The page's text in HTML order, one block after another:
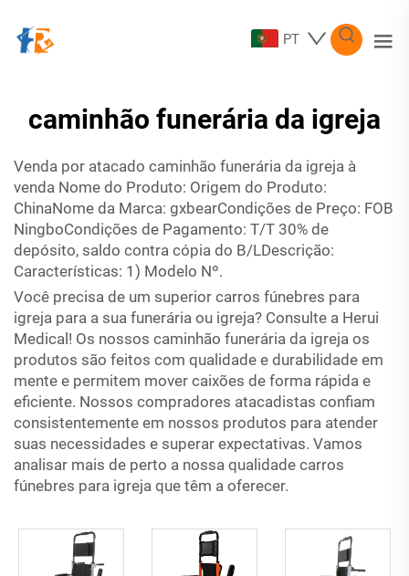
PT
caminhão funerária da igreja
Venda por atacado caminhão funerária da igreja à
venda Nome do Produto: Origem do Produto:
ChinaNome da Marca: gxbearCondições de Preço: FOB
NingboCondições de Pagamento: T/T 30% de
depósito, saldo contra cópia do B/LDescrição:
Características: 1) Modelo Nº.
Você precisa de um superior carros fúnebres para
igreja para a sua funerária ou igreja? Consulte a Herui
Medical! Os nossos caminhão funerária da igreja os
produtos são feitos com qualidade e durabilidade em
mente e permitem mover caixões de forma rápida e
eficiente. Nossos compradores atacadistas confiam
consistentemente em nossos produtos para atender
suas necessidades e superar expectativas. Vamos
analisar mais de perto a nossa qualidade carros
fúnebres para igreja que têm a oferecer.